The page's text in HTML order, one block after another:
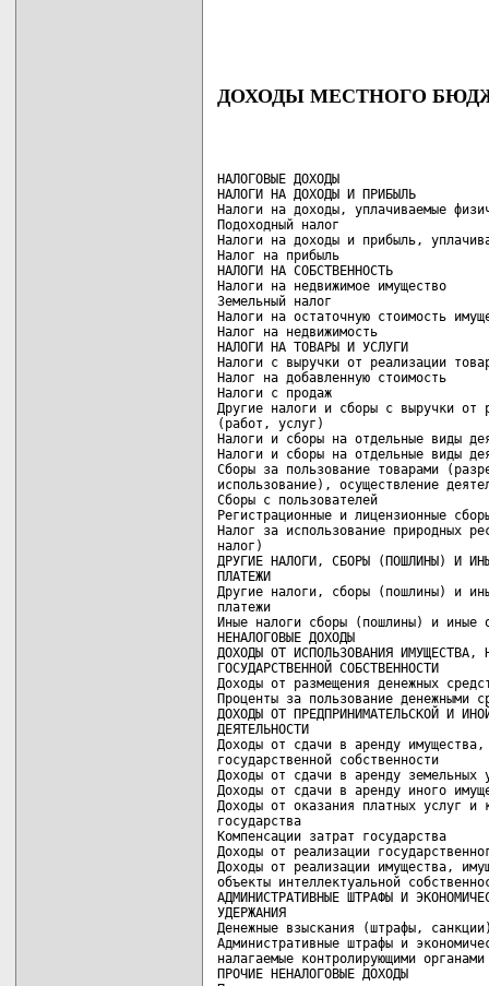
ДОХОДЫ МЕСТНОГО
НАЛОГОВЫЕ ДОХОДЫ
НАЛОГИ НА ДОХОДЫ И ПРИБЫЛЬ
Налоги на доходы, уплачиваемые
Подоходный налог
Налоги на доходы и прибыль,
Налог на прибыль
НАЛОГИ НА СОБСТВЕННОСТЬ
Налоги на недвижимое
Земельный налог
Налоги на остаточную
Налог на недвижимость
НАЛОГИ НА ТОВАРЫ И УСЛУГИ
Налоги с выручки от реализации
Налог на добавленную
Налоги с продаж
Другие налоги и сборы с выручки от
(работ, услуг)
Налоги и сборы на отдельные
Налоги и сборы на отдельные
Сборы за пользование товарами
использование), осуществление
Сборы с пользователей
Регистрационные и
Налог за использование природных
налог)
ДРУГИЕ НАЛОГИ, СБОРЫ (ПОШЛИНЫ) И
ПЛАТЕЖИ
Другие налоги, сборы (пошлины) и
платежи
Иные налоги сборы (пошлины) и иные
НЕНАЛОГОВЫЕ ДОХОДЫ
ДОХОДЫ ОТ ИСПОЛЬЗОВАНИЯ ИМУЩЕСТВА,
ГОСУДАРСТВЕННОЙ
Доходы от размещения денежных
Проценты за пользование
ДОХОДЫ ОТ ПРЕДПРИНИМАТЕЛЬСКОЙ И
ДЕЯТЕЛЬНОСТИ
Доходы от сдачи в аренду имущества,
государственной
Доходы от сдачи в аренду
Доходы от сдачи в аренду
Доходы от оказания платных услуг и
государства
Компенсации затрат
Доходы от реализации
Доходы от реализации имущества,
объекты интеллектуальной
АДМИНИСТРАТИВНЫЕ ШТРАФЫ И
УДЕРЖАНИЯ
Денежные взыскания (штрафы,
Административные штрафы и
налагаемые контролирующими
ПРОЧИЕ НЕНАЛОГОВЫЕ ДОХОДЫ